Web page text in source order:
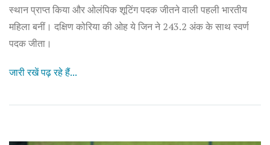
स्थान प्राप्त किया और ओलंपिक शूटिंग पदक जीतने वाली पहली भारतीय
महिला बनीं। दक्षिण कोरिया की ओह ये जिन ने 243.2 अंक के साथ स्वर्ण
पदक जीता।
जारी रखें पढ़ रहे हैं...